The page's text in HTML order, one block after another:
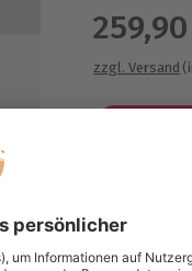
259,90
zzgl. Versand
Immer
Große
maximale